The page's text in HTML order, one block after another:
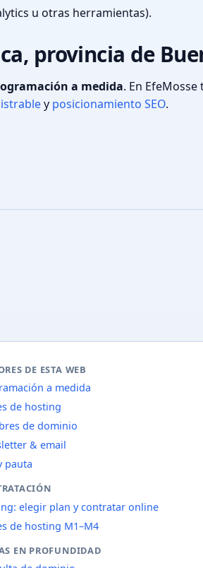
u otras herramientas).
provincia de
a medida. En
y posicionamiento SEO.
DE ESTA WEB
a medida
de hosting
de dominio
& email
pauta
elegir plan y contratar online
de hosting M1–M4
EN PROFUNDIDAD